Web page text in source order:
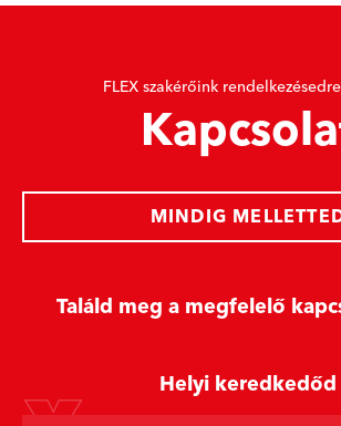
FLEX szakérőink
Találd meg a megfelelő
MINDIG
Helyi keredkedőd